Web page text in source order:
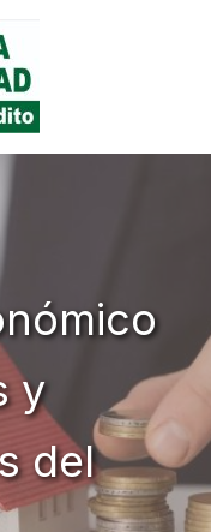
y
del